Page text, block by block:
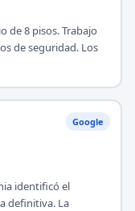
de 8 pisos. Trabajo
de seguridad. Los
Google
identificó el
definitiva. La